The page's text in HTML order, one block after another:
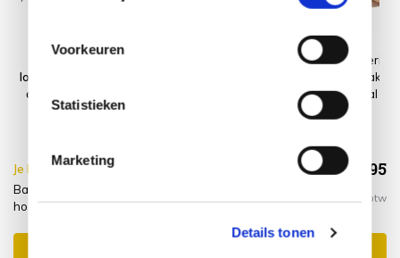
Voorkeuren
Statistieken
Marketing
Details tonen
loungeset 6 delig
aluminium latte
zand
Montagelevering
- Extra gemak &
geen afval
Je bespaart €20.00,- €2.133,95 €2.113,95
Barolo hoek loungeset 6 delig aluminium latte zand +
hoes rechts + montagelevering
Incl. btw